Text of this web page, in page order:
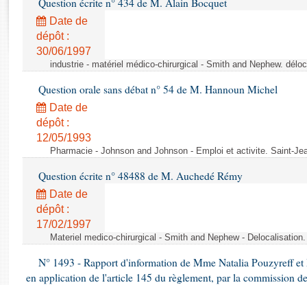
Rapports d'enquête
Rapports législatifs
Rapports sur l'application des lois
Baromètre de l’application des lois
Dossiers législatifs
Budget et sécurité sociale
Questions écrites et orales
Comptes rendus des débats
Question écrite n° 434 de M. Alain Bocquet
Date de
dépôt :
30/06/1997
industrie - matériel médico-chirurgical - Smith and Nephew.
Question orale sans débat n° 54 de M. Hannoun Michel
Date de
dépôt :
12/05/1993
Pharmacie - Johnson and Johnson - Emploi et activite. Saint-
Question écrite n° 48488 de M. Auchedé Rémy
Date de
dépôt :
17/02/1997
Materiel medico-chirurgical - Smith and Nephew -
N° 1493 - Rapport d'information de Mme Natalia Pouzyreff
en application de l'article 145 du règlement, par la commission